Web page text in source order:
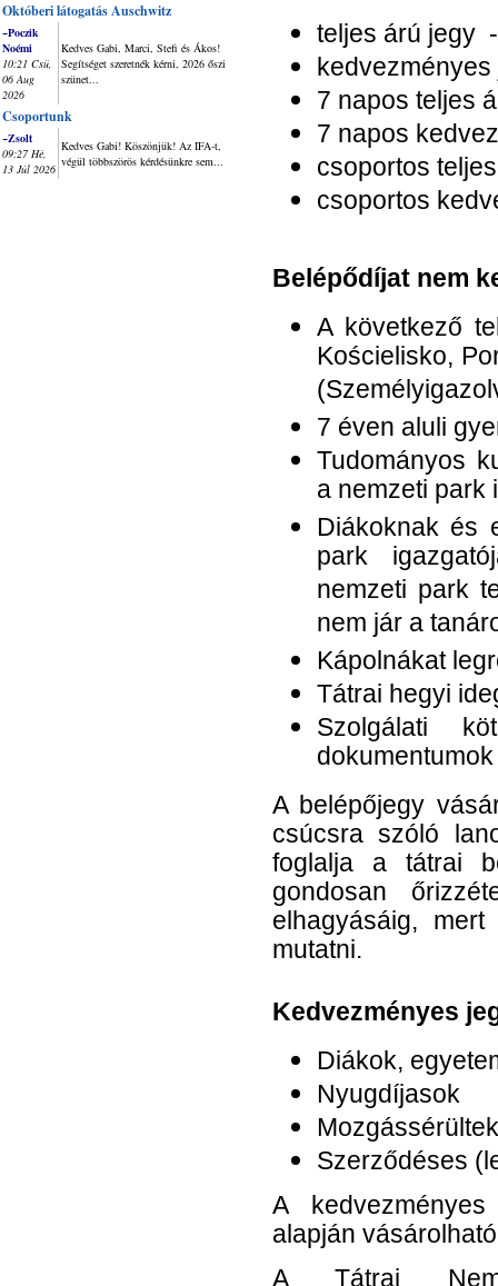
Októberi látogatás Auschwitz
~Poczik
Noémi
10:21 Csü,
06 Aug
2026
Kedves Gabi, Marci, Stefi és Ákos!
Segítséget szeretnék kérni, 2026 őszi
szünet...
Csoportunk
~Zsolt
09:27 Hé,
13 Júl 2026
Kedves Gabi! Köszönjük! Az IFA-t,
végül többszörös kérdésünkre sem...
teljes árú jegy -
7 napos teljes
7 napos
csoportos
csoportos
Belépődíjat nem
A következő
Kościelisko,
7 éven aluli
Tudományos
a nemzeti park
Diákoknak és
park
nemzeti park
nem jár a
Kápolnákat
Tátrai hegyi
Szolgálati
A belépőjegy
csúcsra szóló
foglalja a tátrai
gondosan
elhagyásáig,
mutatni.
Kedvezményes
Diákok,
Nyugdíjasok
Mozgássérültek
Szerződéses
A
alapján
A Tátrai